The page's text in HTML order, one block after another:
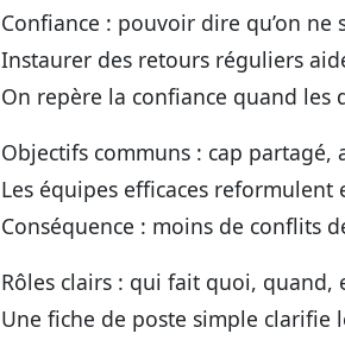
Confiance : pouvoir dire qu’on ne
Instaurer des retours réguliers
On repère la confiance quand les
Objectifs communs : cap partagé,
Les équipes efficaces reformulent
Conséquence : moins de conflits
Rôles clairs : qui fait quoi, quand,
Une fiche de poste simple clarifie